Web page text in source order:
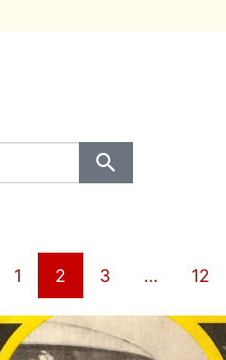
search
1 2 3 … 12